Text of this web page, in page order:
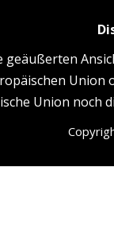
Union
Union noch